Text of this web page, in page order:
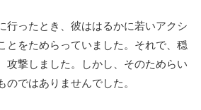
行ったとき、彼ははるかに若いアクシ
とをためらっていました。それで、穏
攻撃しました。しかし、そのためらい
のではありませんでした。